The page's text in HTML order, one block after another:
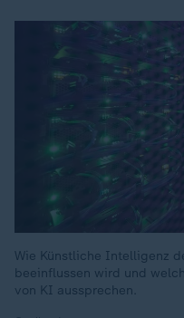
Wie Künstliche Intelligenz
beeinflussen wird und
von KI aussprechen.